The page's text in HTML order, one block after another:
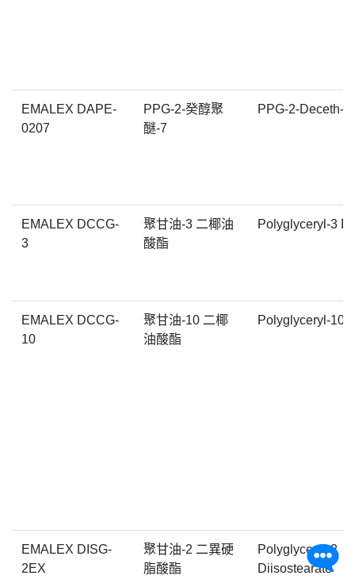
EMALEX DAPE-
0207
PPG-2-癸醇聚
醚-7
PPG-2-Deceth-7
EMALEX DCCG-
3
聚甘油-3 二椰油
酸酯
Polyglyceryl-3
EMALEX DCCG-
10
聚甘油-10 二椰
油酸酯
Polyglyceryl-10
EMALEX DISG-
2EX
聚甘油-2 二異硬
脂酸酯
Polyglyceryl-2
Diisostearate